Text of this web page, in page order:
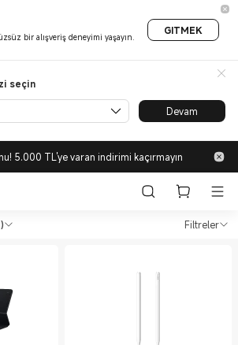
bir alışveriş deneyimi yaşayın.
GITMEK
seçin
Devam
5.000 TL'ye varan indirimi kaçırmayın
Tablet Filtreler
Aksesuarları in